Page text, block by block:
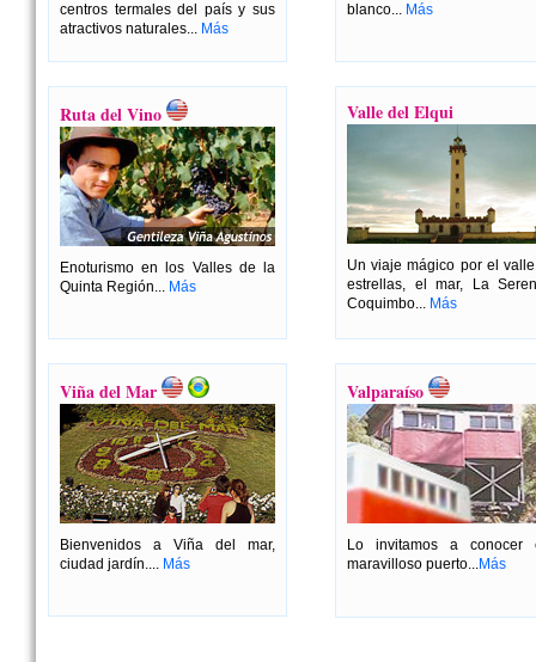
centros termales del país y sus
atractivos naturales... Más
blanco... Más
Ruta del Vino
Enoturismo en los Valles de la
Quinta Región... Más
Valle del Elqui
Un viaje mágico por el
estrellas, el mar, La
Coquimbo... Más
Viña del Mar
Bienvenidos a Viña del mar,
ciudad jardín.... Más
Valparaíso
Lo invitamos a conocer
maravilloso puerto...Más